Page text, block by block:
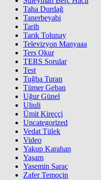
Taha Durdağ
Tanerbeyabi
Tarih
Tarık Tolunay
Televizyon Manyaaa
Ters Okur
TERS Sorular
Test
Tuğba Turan
Tümer Geban
Uğur Günel
Uliuli
Ümit Kireççi
Uncategorized
Vedat Tülek
Video
Yakup Karahan
Yaşam
Yasemin Saraç
Zafer Temoçin